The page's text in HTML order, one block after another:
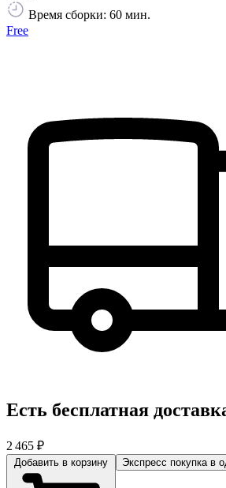
Время сборки: 60 мин.
Free
Есть бесплатная
2 465 ₽
Экспресс покупка в